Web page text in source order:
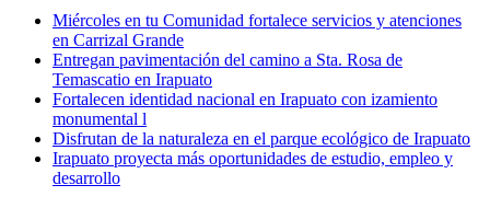
Miércoles en tu Comunidad fortalece servicios y atenciones
en Carrizal Grande
Entregan pavimentación del camino a Sta. Rosa de
Temascatio en Irapuato
Fortalecen identidad nacional en Irapuato con izamiento
monumental l
Disfrutan de la naturaleza en el parque ecológico de Irapuato
Irapuato proyecta más oportunidades de estudio, empleo y
desarrollo